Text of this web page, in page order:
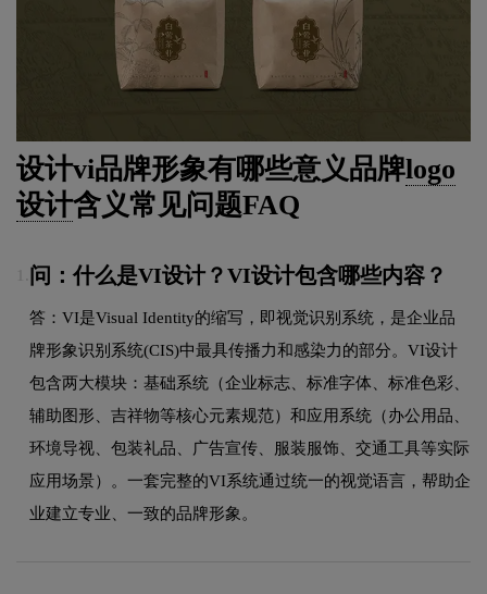
设计vi品牌形象有哪些意义品牌logo
设计含义常见问题FAQ
问：什么是VI设计？VI设计包含哪些内容？
答：VI是Visual Identity的缩写，即视觉识别系统，是企业品
牌形象识别系统(CIS)中最具传播力和感染力的部分。VI设计
包含两大模块：基础系统（企业标志、标准字体、标准色彩、
辅助图形、吉祥物等核心元素规范）和应用系统（办公用品、
环境导视、包装礼品、广告宣传、服装服饰、交通工具等实际
应用场景）。一套完整的VI系统通过统一的视觉语言，帮助企
业建立专业、一致的品牌形象。